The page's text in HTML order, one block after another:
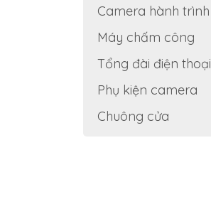
Camera hành trình
Máy chấm công
Tổng đài điện thoại
Phụ kiện camera
Chuông cửa